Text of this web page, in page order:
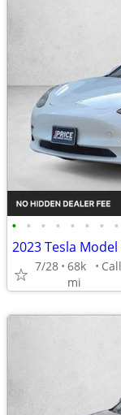
• • • • • • • •
2023 Tesla Model
7/28 68k
mi